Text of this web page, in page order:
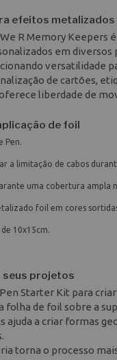
efeitos metalizados
R Memory
em
versatilidade
de cartões,
liberdade de
de foil
Pen.
a limitação de cabos
uma cobertura ampla
foil em cores
10x15cm.
seus projetos
Starter Kit para
folha de foil sobre a
ajuda a criar formas
torna o processo